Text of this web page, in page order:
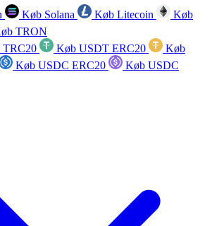
Køb Solana Køb Litecoin
Køb
TRON
Køb USDT ERC20
Køb
Køb USDC ERC20
Køb USDC